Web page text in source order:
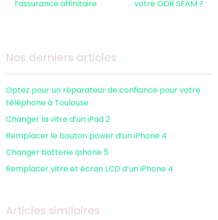
l’assurance affinitaire
votre ODR SFAM ?
Nos derniers articles
Optez pour un réparateur de confiance pour votre
téléphone à Toulouse
Changer la vitre d’un iPad 2
Remplacer le bouton power d’un iPhone 4
Changer batterie Iphone 5
Remplacer vitre et écran LCD d’un iPhone 4
Articles similaires